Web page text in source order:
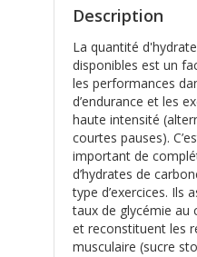
Description
La quantité
disponibles est un
les performances
d’endurance et les
haute intensité
courtes pauses).
important de
d’hydrates de
type d’exercices. Ils
taux de glycémie au
et reconstituent les
musculaire (sucre